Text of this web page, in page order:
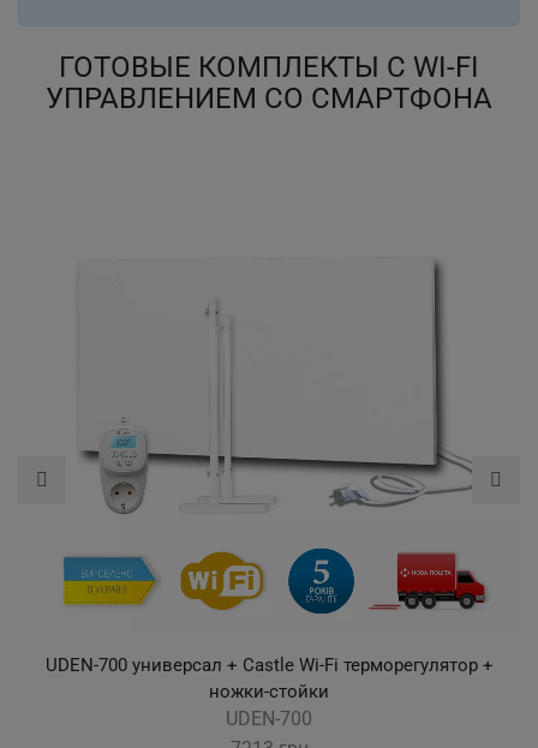
ГОТОВЫЕ КОМПЛЕКТЫ С WI-FI
УПРАВЛЕНИЕМ СО СМАРТФОНА
UDEN-500 универсал + Castle Wi-Fi терморегулятор +
ножки-стойки
UDEN-500